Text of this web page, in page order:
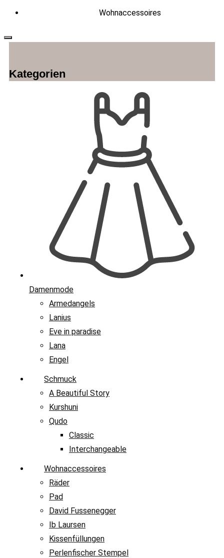
Wohnaccessoires
Kategorien
Damenmode
Armedangels
Lanius
Eve in paradise
Lana
Engel
Schmuck
A Beautiful Story
Kurshuni
Qudo
Classic
Interchangeable
Wohnaccessoires
Räder
Pad
David Fussenegger
Ib Laursen
Kissenfüllungen
Perlenfischer Stempel